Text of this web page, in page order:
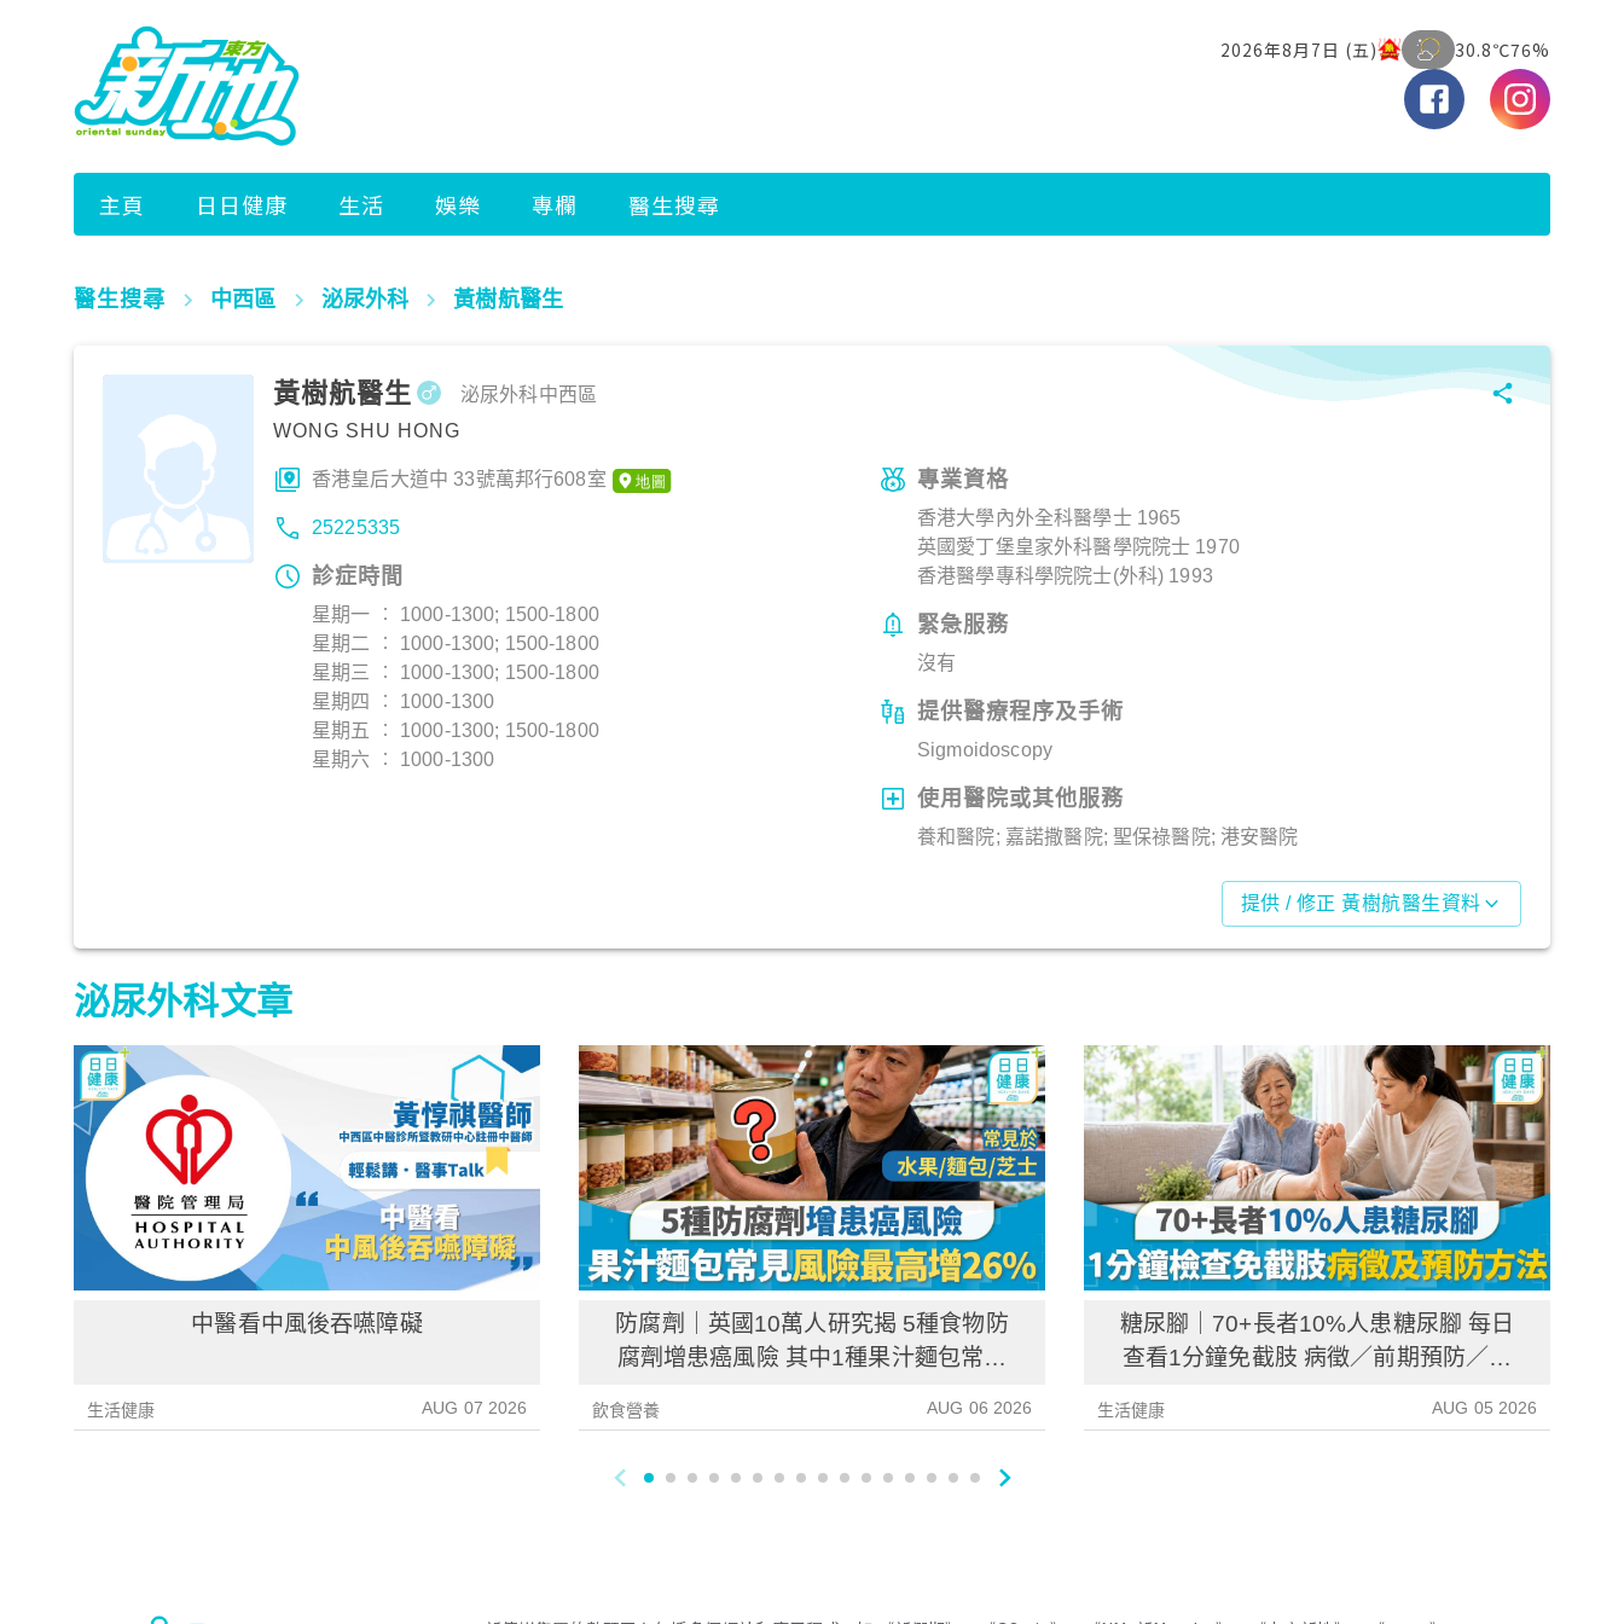
醫生搜尋 中西區 泌尿外科 黃樹航醫生
黃樹航醫生
WONG SHU HONG
泌尿外科中西區
香港皇后大道中 33號萬邦行608室
25225335
診症時間
星期一 ︰ 1000-1300; 1500-1800
星期二 ︰ 1000-1300; 1500-1800
星期三 ︰ 1000-1300; 1500-1800
星期四 ︰ 1000-1300
星期五 ︰ 1000-1300; 1500-1800
星期六 ︰ 1000-1300
專業資格
香港大學內外全科醫學士 1965
英國愛丁堡皇家外科醫學院院士 1970
香港醫學專科學院院士(外科) 1993
緊急服務
沒有
提供醫療程序及手術
Sigmoidoscopy
使用醫院或其他服務
養和醫院; 嘉諾撒醫院; 聖保祿醫院; 港安醫院
提供 / 修正 黃樹航醫生資料
泌尿外科文章
中醫看中風後吞嚥障礙
生活健康 AUG 07 2026
防腐劑｜英國10萬人研究揭 5種食物防
腐劑增患癌風險 其中1種果汁麵包常見
飲食營養 AUG 06 2026
糖尿腳｜70+長者10%人患糖尿腳 每日
查看1分鐘免截肢 病徵／前期預防／病
生活健康 AUG 05 2026